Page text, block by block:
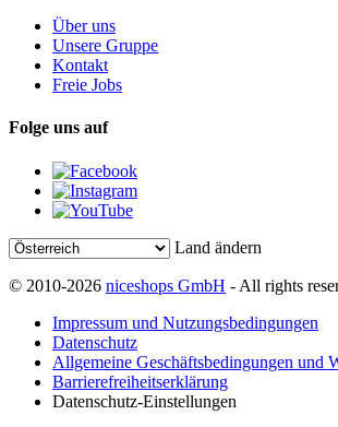
Über uns
Unsere Gruppe
Kontakt
Freie Jobs
Folge uns auf
Land ändern
© 2010-2026 niceshops GmbH - All rights
Impressum und Nutzungsbedingungen
Datenschutz
Allgemeine Geschäftsbedingungen und
Barrierefreiheitserklärung
Datenschutz-Einstellungen